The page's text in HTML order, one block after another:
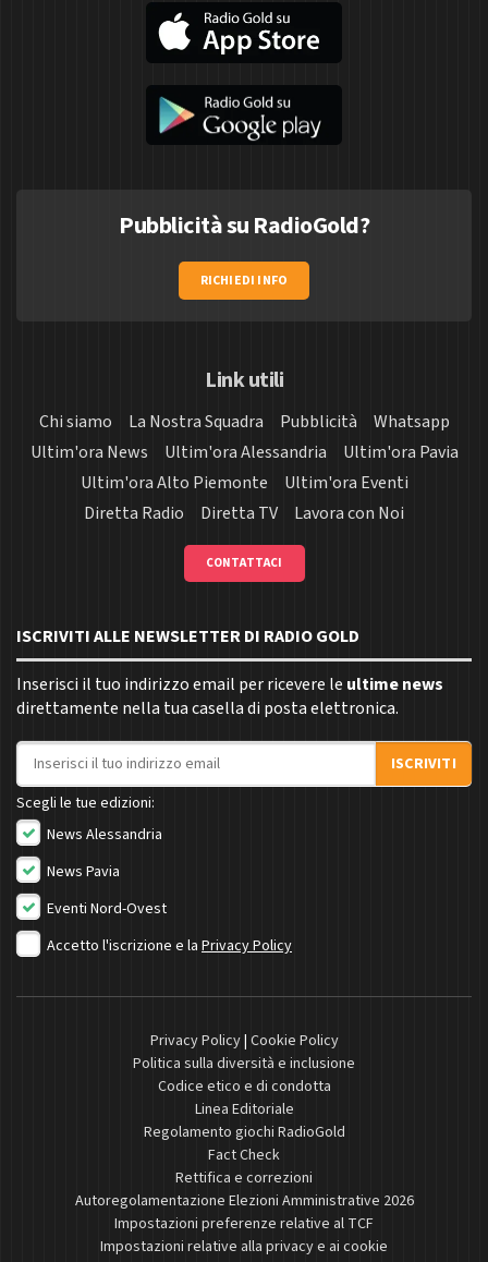
Pubblicità su RadioGold?
RICHIEDI INFO
Link utili
Chi siamo La Nostra Squadra Pubblicità
Whatsapp
Ultim'ora News
Ultim'ora Alessandria
Ultim'ora Pavia
Ultim'ora Alto Piemonte
Ultim'ora Eventi
Diretta Radio
Diretta TV Lavora con Noi
CONTATTACI
ISCRIVITI ALLE NEWSLETTER DI RADIO GOLD
Inserisci il tuo indirizzo email per ricevere le ultime news
direttamente nella tua casella di posta elettronica.
Indirizzo email
ISCRIVITI
Scegli le tue edizioni:
News Alessandria
News Pavia
Eventi Nord-Ovest
Accetto l'iscrizione e la Privacy Policy
Privacy Policy| Cookie Policy
Politica sulla diversità e inclusione
Codice etico e di condotta
Linea Editoriale
Regolamento giochi RadioGold
Fact Check
Rettifica e correzioni
Autoregolamentazione Elezioni Amministrative 2026
Impostazioni preferenze relative al TCF
Impostazioni relative alla privacy e ai cookie